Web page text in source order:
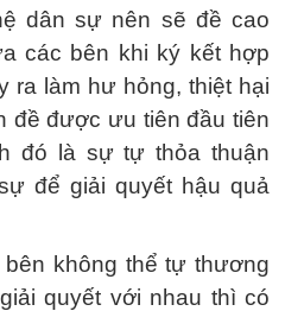
dân sự nên sẽ đề cao
các bên khi ký kết hợp
ra làm hư hỏng, thiệt hại
đề được ưu tiên đầu tiên
đó là sự tự thỏa thuận
để giải quyết hậu quả
không thể tự thương
quyết với nhau thì có